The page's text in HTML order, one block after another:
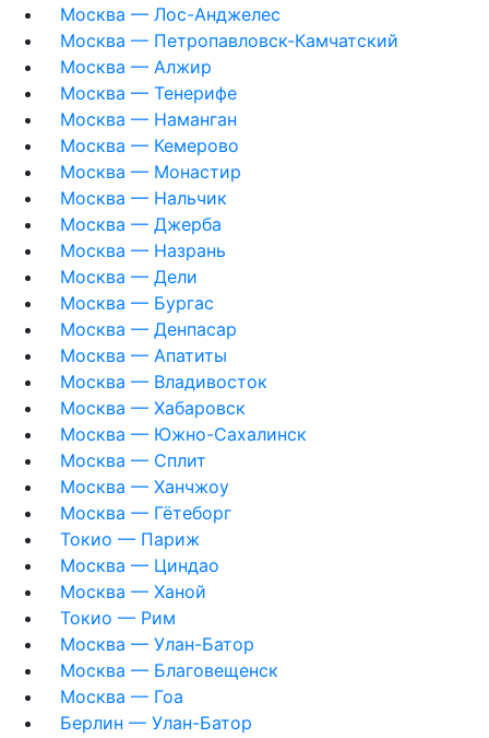
Москва — Лос-Анджелес
Москва — Петропавловск-Камчатский
Москва — Алжир
Москва — Тенерифе
Москва — Наманган
Москва — Кемерово
Москва — Монастир
Москва — Нальчик
Москва — Джерба
Москва — Назрань
Москва — Дели
Москва — Бургас
Москва — Денпасар
Москва — Апатиты
Москва — Владивосток
Москва — Хабаровск
Москва — Южно-Сахалинск
Москва — Сплит
Москва — Ханчжоу
Москва — Гётеборг
Токио — Париж
Москва — Циндао
Москва — Ханой
Токио — Рим
Москва — Улан-Батор
Москва — Благовещенск
Москва — Гоа
Берлин — Улан-Батор